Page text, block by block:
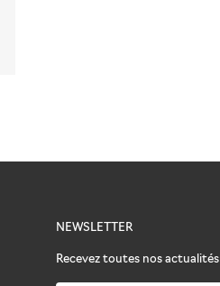
NEWSLETTER
Recevez toutes nos actualités